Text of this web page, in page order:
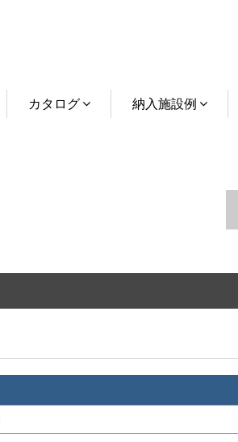
カタログ 納入施設例